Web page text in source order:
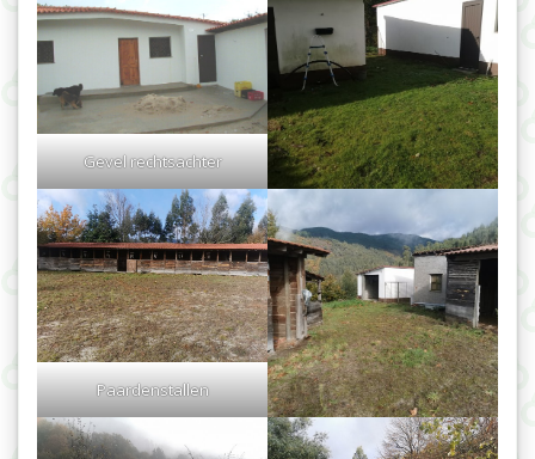
Gevel rechtsachter
Paardenstallen